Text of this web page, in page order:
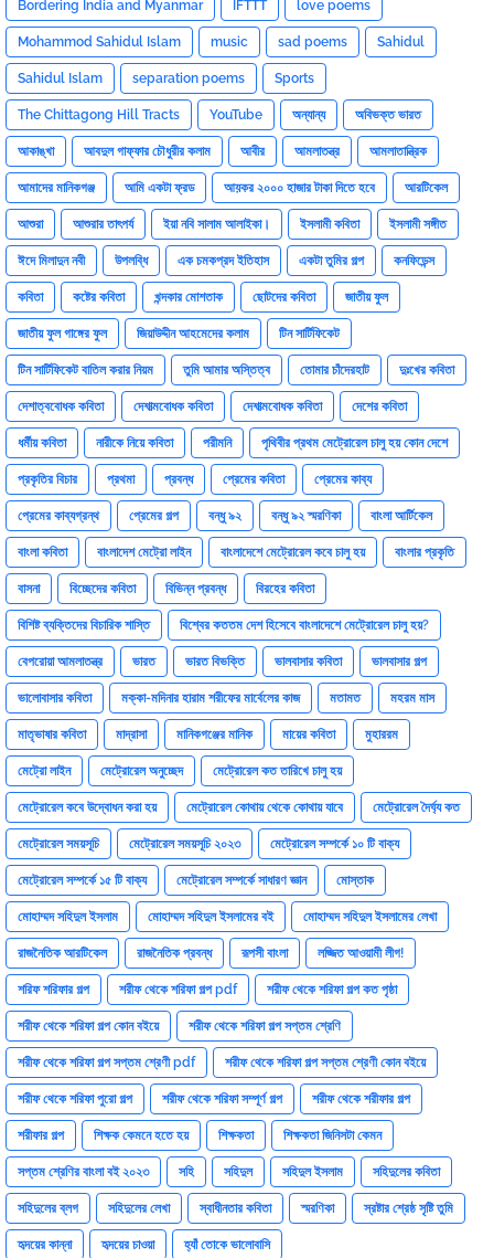
Bordering India and Myanmar IFTTT love poems
Mohammod Sahidul Islam music sad poems Sahidul
Sahidul Islam separation poems Sports
The Chittagong Hill Tracts YouTube অন্যান্য অবিভক্ত ভারত
আকাঙ্খা আবদুল গাফ্‌ফার চৌধুরীর কলাম আবীর আমলাতন্ত্র আমলাতান্ত্রিক
আমাদের মানিকগঞ্জ আমি একটা ফ্রড আয়কর ২০০০ হাজার টাকা দিতে হবে আরটিকেল
আশুরা আশুরার তাৎপর্য ইয়া নবি সালাম আলাইকা। ইসলামী কবিতা ইসলামী সঙ্গীত
ঈদে মিলাদুন নবী উপলব্ধি এক চমকপ্রদ ইতিহাস একটা তুমির গল্প কনফিডেন্স
কবিতা কষ্টের কবিতা খন্দকার মোশতাক ছোটদের কবিতা জাতীয় ফুল
জাতীয় ফুল গাঙ্গের ফুল জিয়াউদ্দীন আহমেদের কলাম টিন সার্টিফিকেট
টিন সার্টিফিকেট বাতিল করার নিয়ম তুমি আমার অস্তিত্ব তোমার চাঁদেরহাট দুঃখের কবিতা
দেশাত্ববোধক কবিতা দেশাত্মবোধক কবিতা দেশাত্মবোধক কবিতা দেশের কবিতা
ধর্মীয় কবিতা নারীকে নিয়ে কবিতা পরীমনি পৃথিবীর প্রথম মেট্রোরেল চালু হয় কোন দেশে
প্রকৃতির বিচার প্রথমা প্রবন্ধ প্রেমের কবিতা প্রেমের কাব্য
প্রেমের কাব্যগ্রন্থ প্রেমের গল্প বন্ধু ৯২ বন্ধু ৯২ স্মরণিকা বাংলা আর্টিকেল
বাংলা কবিতা বাংলাদেশ মেট্রো লাইন বাংলাদেশে মেট্রোরেল কবে চালু হয় বাংলার প্রকৃতি
বাসনা বিচ্ছেদের কবিতা বিভিন্ন প্রবন্ধ বিরহের কবিতা
বিশিষ্ট ব্যক্তিদের বিচারিক শাস্তি বিশ্বের কততম দেশ হিসেবে বাংলাদেশে মেট্রোরেল চালু হয়?
বেপরোয়া আমলাতন্ত্র ভারত ভারত বিভক্তি ভালবাসার কবিতা ভালবাসার গল্প
ভালোবাসার কবিতা মক্কা-মদিনার হারাম শরীফের মার্বেলের কাজ মতামত মহরম মাস
মাতৃভাষার কবিতা মাদ্রাসা মানিকগঞ্জের মানিক মায়ের কবিতা মুহাররম
মেট্রো লাইন মেট্রোরেল অনুচ্ছেদ মেট্রোরেল কত তারিখে চালু হয়
মেট্রোরেল কবে উদ্বোধন করা হয় মেট্রোরেল কোথায় থেকে কোথায় যাবে মেট্রোরেল দৈর্ঘ্য কত
মেট্রোরেল সময়সূচি মেট্রোরেল সময়সূচি ২০২৩ মেট্রোরেল সম্পর্কে ১০ টি বাক্য
মেট্রোরেল সম্পর্কে ১৫ টি বাক্য মেট্রোরেল সম্পর্কে সাধারণ জ্ঞান মোস্তাক
মোহাম্মদ সহিদুল ইসলাম মোহাম্মদ সহিদুল ইসলামের বই মোহাম্মদ সহিদুল ইসলামের লেখা
রাজনৈতিক আরটিকেল রাজনৈতিক প্রবন্ধ রূপসী বাংলা লজ্জিত আওয়ামী লীগ!
শরিফ শরিফার গল্প শরীফ থেকে শরিফা গল্প pdf শরীফ থেকে শরিফা গল্প কত পৃষ্ঠা
শরীফ থেকে শরিফা গল্প কোন বইয়ে শরীফ থেকে শরিফা গল্প সপ্তম শ্রেণি
শরীফ থেকে শরিফা গল্প সপ্তম শ্রেণী pdf শরীফ থেকে শরিফা গল্প সপ্তম শ্রেণী কোন বইয়ে
শরীফ থেকে শরিফা পুরো গল্প শরীফ থেকে শরিফা সম্পূর্ণ গল্প শরীফ থেকে শরীফার গল্প
শরীফার গল্প শিক্ষক কেমনে হতে হয় শিক্ষকতা শিক্ষকতা জিনিসটা কেমন
সপ্তম শ্রেণির বাংলা বই ২০২৩ সহি সহিদুল সহিদুল ইসলাম সহিদুলের কবিতা
সহিদুলের ব্লগ সহিদুলের লেখা স্বাধীনতার কবিতা স্মরণিকা স্রষ্টার শ্রেষ্ঠ সৃষ্টি তুমি
হৃদয়ের কান্না হৃদয়ের চাওয়া হ্যাঁ তোকে ভালোবাসি